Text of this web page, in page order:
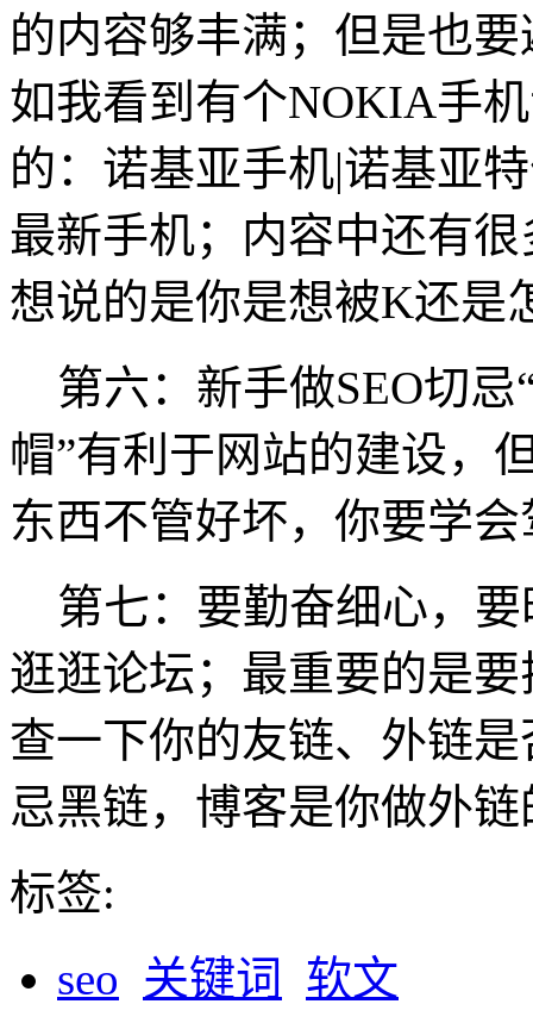
的内容够丰满；但是也
如我看到有个NOKIA手
的：诺基亚手机|诺基亚
最新手机；内容中还有
想说的是你是想被K还是
第六：新手做SEO切忌
帽”有利于网站的建设，
东西不管好坏，你要学
第七：要勤奋细心，要
逛逛论坛；最重要的是
查一下你的友链、外链
忌黑链，博客是你做外
标签:
seo 关键词 软文